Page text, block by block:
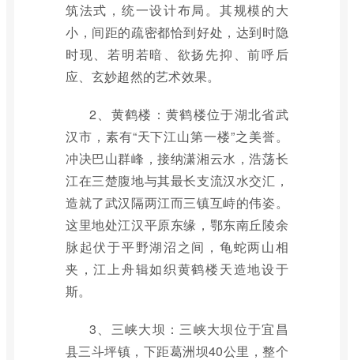
筑法式，统一设计布局。其规模的大
小，间距的疏密都恰到好处，达到时隐
时现、若明若暗、欲扬先抑、前呼后
应、玄妙超然的艺术效果。
2、黄鹤楼：黄鹤楼位于湖北省武
汉市，素有“天下江山第一楼”之美誉。
冲决巴山群峰，接纳潇湘云水，浩荡长
江在三楚腹地与其最长支流汉水交汇，
造就了武汉隔两江而三镇互峙的伟姿。
这里地处江汉平原东缘，鄂东南丘陵余
脉起伏于平野湖沼之间，龟蛇两山相
夹，江上舟辑如织黄鹤楼天造地设于
斯。
3、三峡大坝：三峡大坝位于宜昌
县三斗坪镇，下距葛洲坝40公里，整个